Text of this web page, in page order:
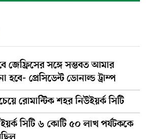
জেফ্রিসের সঙ্গে সম্ভবত আমার
হবে- প্রেসিডেন্ট ডোনাল্ড ট্রাম্প
রোমান্টিক শহর নিউইয়র্ক সিটি
সিটি ৬ কোটি ৫০ লাখ পর্যটককে